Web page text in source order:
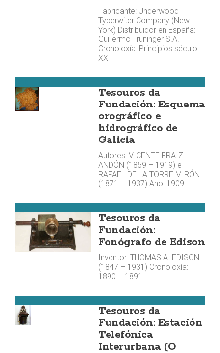
Fabricante: Underwood
Typerwiter Company (New
York) Distribuidor en España:
Guillermo Truninger S.A.
Cronoloxía: Principios século
XX
Tesouros da
Fundación: Esquema
orográfico e
hidrográfico de
Galicia
Autores: VICENTE FRAIZ
ANDÓN (1859 – 1919) e
RAFAEL DE LA TORRE MIRÓN
(1871 – 1937) Ano: 1909
Tesouros da
Fundación:
Fonógrafo de Edison
Inventor: THOMAS A. EDISON
(1847 – 1931) Cronoloxía:
1890 – 1891
Tesouros da
Fundación: Estación
Telefónica
Interurbana (O